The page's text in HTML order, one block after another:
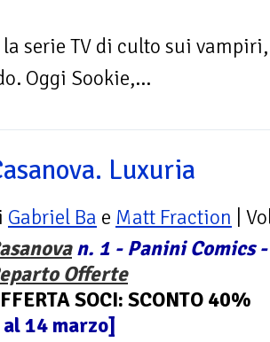
la serie TV di culto sui
Oggi Sookie,...
Luxuria
Gabriel Ba e Matt Fraction |
n. 1 - Panini Comics -
Offerte
SOCI: SCONTO 40%
14 marzo]